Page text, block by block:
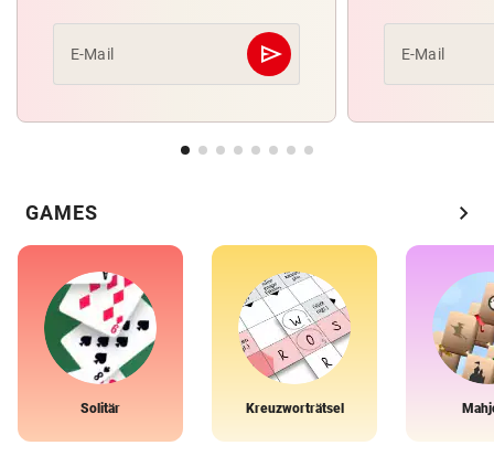
E-Mail send
Abschicken E-Mail
GAMES chevron_right
Solitär Kreuzworträtsel